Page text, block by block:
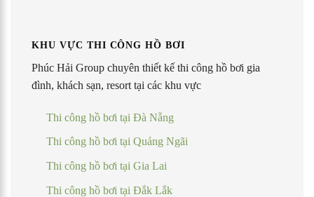
KHU VỰC THI CÔNG HỒ BƠI
Phúc Hải Group chuyên thiết kế thi công hồ bơi gia
đình, khách sạn, resort tại các khu vực
Thi công hồ bơi tại Đà Nẵng
Thi công hồ bơi tại Quảng Ngãi
Thi công hồ bơi tại Gia Lai
Thi công hồ bơi tại Đắk Lắk